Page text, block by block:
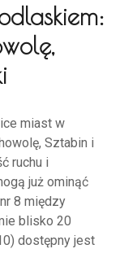
miast w
Sztabin i
ruchu i
już ominąć
8 między
blisko 20
dostępny jest